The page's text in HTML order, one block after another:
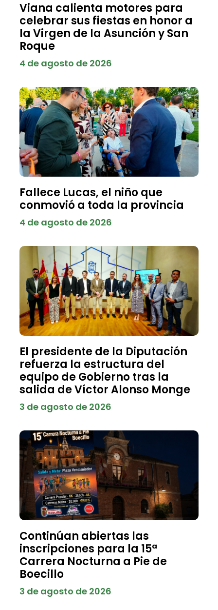
Viana calienta motores para
celebrar sus fiestas en honor a
la Virgen de la Asunción y San
Roque
4 de agosto de 2026
Fallece Lucas, el niño que
conmovió a toda la provincia
4 de agosto de 2026
El presidente de la Diputación
refuerza la estructura del
equipo de Gobierno tras la
salida de Víctor Alonso Monge
3 de agosto de 2026
Continúan abiertas las
inscripciones para la 15ª
Carrera Nocturna a Pie de
Boecillo
3 de agosto de 2026